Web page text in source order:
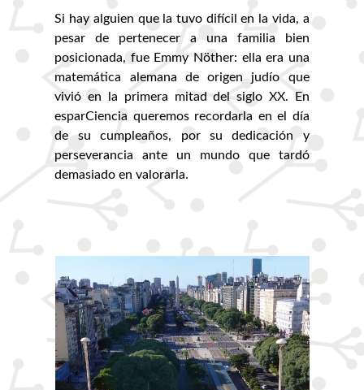
Si hay alguien que la tuvo difícil en la vida, a
pesar de pertenecer a una familia bien
posicionada, fue Emmy Nöther: ella era una
matemática alemana de origen judío que
vivió en la primera mitad del siglo XX. En
esparCiencia queremos recordarla en el día
de su cumpleaños, por su dedicación y
perseverancia ante un mundo que tardó
demasiado en valorarla.